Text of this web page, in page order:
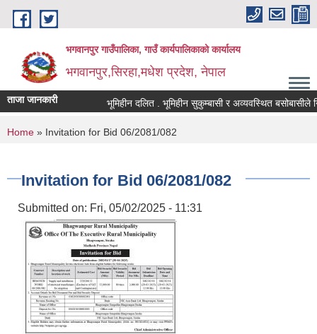
Skip to main content
भगवानपुर गाउँपालिका, गाउँ कार्यपालिकाको कार्यालय
भगवानपुर,सिरहा,मधेश प्रदेश, नेपाल
ताजा जानकारी भूमिहीन दलित . भूमिहीन सुकुम्बासी र अव्यवस्थित बसोबासीले
You are here
Home » Invitation for Bid 06/2081/082
Invitation for Bid 06/2081/082
Submitted on: Fri, 05/02/2025 - 11:31